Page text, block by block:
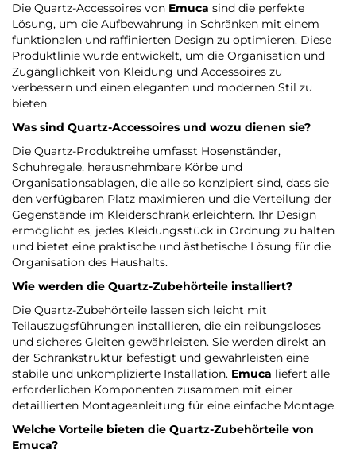
Die Quartz-Accessoires von Emuca sind die perfekte
Lösung, um die Aufbewahrung in Schränken mit einem
funktionalen und raffinierten Design zu optimieren. Diese
Produktlinie wurde entwickelt, um die Organisation und
Zugänglichkeit von Kleidung und Accessoires zu
verbessern und einen eleganten und modernen Stil zu
bieten.
Was sind Quartz-Accessoires und wozu dienen sie?
Die Quartz-Produktreihe umfasst Hosenständer,
Schuhregale, herausnehmbare Körbe und
Organisationsablagen, die alle so konzipiert sind, dass sie
den verfügbaren Platz maximieren und die Verteilung der
Gegenstände im Kleiderschrank erleichtern. Ihr Design
ermöglicht es, jedes Kleidungsstück in Ordnung zu halten
und bietet eine praktische und ästhetische Lösung für die
Organisation des Haushalts.
Wie werden die Quartz-Zubehörteile installiert?
Die Quartz-Zubehörteile lassen sich leicht mit
Teilauszugsführungen installieren, die ein reibungsloses
und sicheres Gleiten gewährleisten. Sie werden direkt an
der Schrankstruktur befestigt und gewährleisten eine
stabile und unkomplizierte Installation. Emuca liefert alle
erforderlichen Komponenten zusammen mit einer
detaillierten Montageanleitung für eine einfache Montage.
Welche Vorteile bieten die Quartz-Zubehörteile von
Emuca?